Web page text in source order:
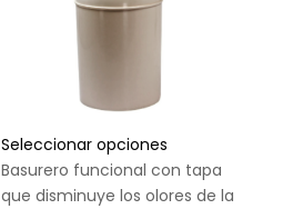
Seleccionar opciones
Basurero funcional con tapa
que disminuye los olores de la